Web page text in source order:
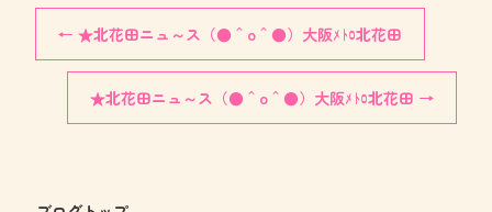
← ★北花田ニュ～ス（●＾o＾●）大阪ﾒﾄﾛ北花田
★北花田ニュ～ス（●＾o＾●）大阪ﾒﾄﾛ北花田 →